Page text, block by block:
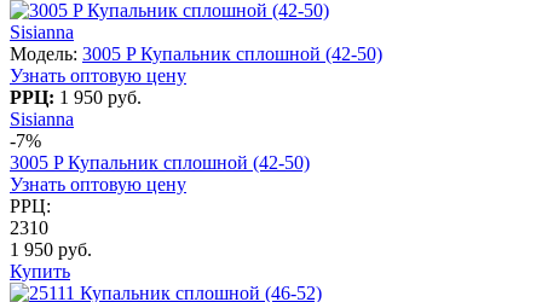
Sisianna
Модель: 3005 P Купальник сплошной (42-50)
Узнать оптовую цену
РРЦ: 1 950 руб.
Sisianna
-7%
3005 P Купальник сплошной (42-50)
Узнать оптовую цену
РРЦ:
2310
1 950 руб.
Купить